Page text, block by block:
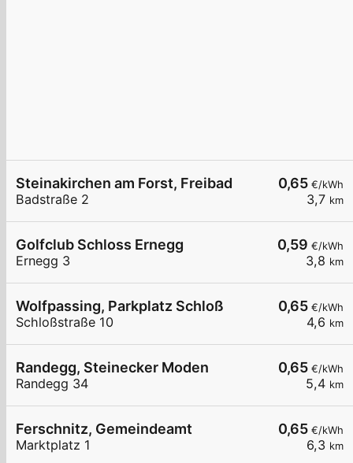
0,65 €/kWh
3,7 km
Steinakirchen am Forst, Freibad
Badstraße 2
0,59 €/kWh
3,8 km
Golfclub Schloss Ernegg
Ernegg 3
0,65 €/kWh
4,6 km
Wolfpassing, Parkplatz Schloß
Schloßstraße 10
0,65 €/kWh
5,4 km
Randegg, Steinecker Moden
Randegg 34
0,65 €/kWh
6,3 km
Ferschnitz, Gemeindeamt
Marktplatz 1